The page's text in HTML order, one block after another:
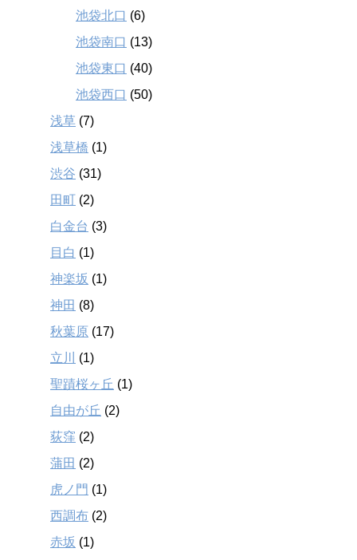
池袋北口 (6)
池袋南口 (13)
池袋東口 (40)
池袋西口 (50)
浅草 (7)
浅草橋 (1)
渋谷 (31)
田町 (2)
白金台 (3)
目白 (1)
神楽坂 (1)
神田 (8)
秋葉原 (17)
立川
(1)
聖蹟桜ヶ丘 (1)
自由が丘 (2)
荻窪 (2)
蒲田 (2)
虎ノ門 (1)
西調布 (2)
赤坂 (1)